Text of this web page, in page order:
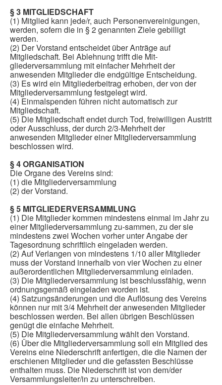
§ 3 MITGLIEDSCHAFT
(1) Mitglied kann jede/r, auch Personenvereinigungen,
werden, sofern die in § 2 genannten Ziele gebilligt
werden.
(2) Der Vorstand entscheidet über Anträge auf
Mitgliedschaft. Bei Ablehnung trifft die Mit-
gliederversammlung mit einfacher Mehrheit der
anwesenden Mitglieder die endgültige Entscheidung.
(3) Es wird ein Mitgliederbeitrag erhoben, der von der
Mitgliederversammlung festgelegt wird.
(4) Einmalspenden führen nicht automatisch zur
Mitgliedschaft.
(5) Die Mitgliedschaft endet durch Tod, freiwilligen Austritt
oder Ausschluss, der durch 2/3-Mehrheit der
anwesenden Mitglieder einer Mitgliederversammlung
beschlossen wird.
§ 4 ORGANISATION
Die Organe des Vereins sind:
(1) die Mitgliederversammlung
(2) der Vorstand.
§ 5 MITGLIEDERVERSAMMLUNG
(1) Die Mitglieder kommen mindestens einmal im Jahr zu
einer Mitgliederversammlung zu-sammen, zu der sie
mindestens zwei Wochen vorher unter Angabe der
Tagesordnung schriftlich eingeladen werden.
(2) Auf Verlangen von mindestens 1/10 aller Mitglieder
muss der Vorstand innerhalb von vier Wochen zu einer
außerordentlichen Mitgliederversammlung einladen.
(3) Die Mitgliederversammlung ist beschlussfähig, wenn
ordnungsgemäß eingeladen worden ist.
(4) Satzungsänderungen und die Auflösung des Vereins
können nur mit 3/4 Mehrheit der anwesenden Mitglieder
beschlossen werden. Bei allen übrigen Beschlüssen
genügt die einfache Mehrheit.
(5) Die Mitgliederversammlung wählt den Vorstand.
(6) Über die Mitgliederversammlung soll ein Mitglied des
Vereins eine Niederschrift anfertigen, die die Namen der
erschienen Mitglieder und die gefassten Beschlüsse
enthalten muss. Die Niederschrift ist von dem/der
Versammlungsleiter/in zu unterschreiben.